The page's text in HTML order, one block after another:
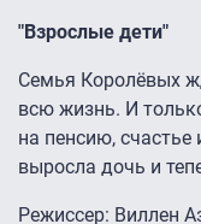
"Взрослые дети"
Семья Королёвых
всю жизнь. И
на пенсию,
выросла дочь и
Режиссер: Виллен